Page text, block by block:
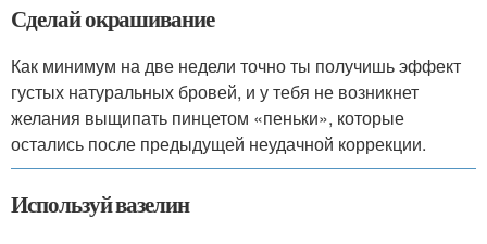
Сделай окрашивание
Как минимум на две недели точно ты получишь эффект
густых натуральных бровей, и у тебя не возникнет
желания выщипать пинцетом «пеньки», которые
остались после предыдущей неудачной коррекции.
Используй вазелин